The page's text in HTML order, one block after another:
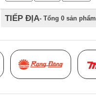
TIẾP ĐỊA- Tổng 0 sản phẩm